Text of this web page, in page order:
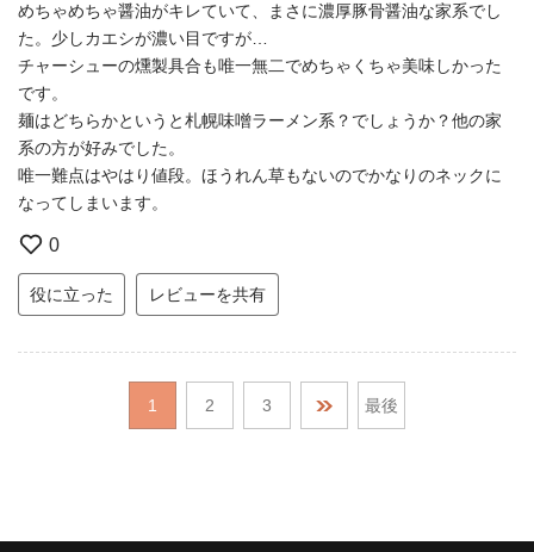
めちゃめちゃ醤油がキレていて、まさに濃厚豚骨醤油な家系でし
た。少しカエシが濃い目ですが…
チャーシューの燻製具合も唯一無二でめちゃくちゃ美味しかった
です。
麺はどちらかというと札幌味噌ラーメン系？でしょうか？他の家
系の方が好みでした。
唯一難点はやはり値段。ほうれん草もないのでかなりのネックに
なってしまいます。
0
役に立った レビューを共有
1 2 3 最後